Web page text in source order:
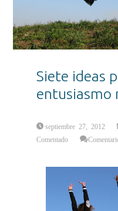
Siete ideas
entusiasmo
septiembre 27, 2012
Comentado